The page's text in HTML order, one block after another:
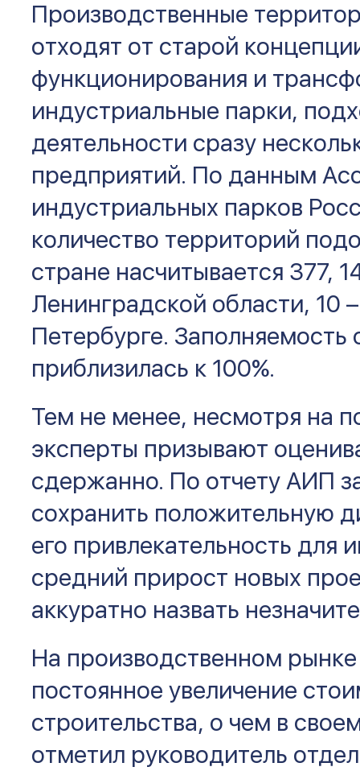
Производственные
отходят от старой
функционирования и
индустриальные парки,
деятельности сразу
предприятий. По данным
индустриальных парков
количество территорий
стране насчитывается 377,
Ленинградской области, 10
Петербурге. Заполняемость
приблизилась к 100%.
Тем не менее, несмотря на
эксперты призывают
сдержанно. По отчету АИП
сохранить положительную
его привлекательность для
средний прирост новых
аккуратно назвать
На производственном
постоянное увеличение
строительства, о чем в
отметил руководитель